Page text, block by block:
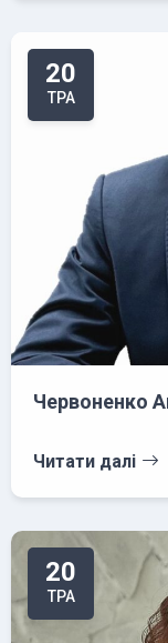
20
ТРА
Червоненко
Читати далі
20
ТРА